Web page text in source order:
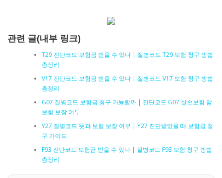
관련 글(내부 링크)
T29 진단코드 보험금 받을 수 있나 | 질병코드 T29 보험 청구 방법
총정리
V17 진단코드 보험금 받을 수 있나 | 질병코드 V17 보험 청구 방법
총정리
G07 질병코드 보험금 청구 가능할까 | 진단코드 G07 실손보험 암
보험 보장 여부
Y27 질병코드 뜻과 보험 보장 여부 | Y27 진단받았을 때 보험금 청
구 가이드
F93 진단코드 보험금 받을 수 있나 | 질병코드 F93 보험 청구 방법
총정리